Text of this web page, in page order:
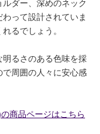
ダー、深めのネック
って設計されていま
るでしょう。
明るさのある色味を採
で周囲の人々に安心感
商品ページはこちら